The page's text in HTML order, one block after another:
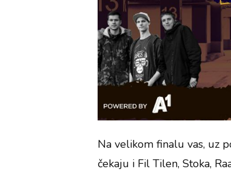
Na velikom finalu vas, uz
čekaju i Fil Tilen, Stoka,